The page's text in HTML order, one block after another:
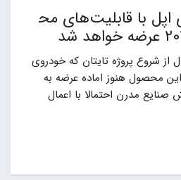
اپل با قابلیت‌های مح
نزدیک به 9 سال از شروع پروژه تایتان که خودروی
محصول هنوز اماده عرضه به
صنایع مدرن احتمالا با اعمال